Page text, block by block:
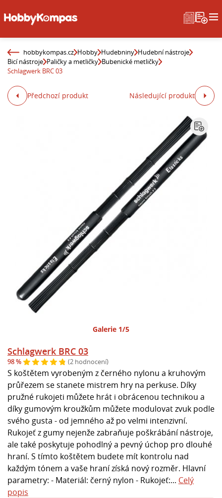
hobbykompas.cz Hobby Hudebniny Hudební nástroje
Bicí nástroje Paličky a metličky Bubenické metličky
Schlagwerk BRC 03
Předchozí produkt Následující produkt
Galerie 1/5
Schlagwerk BRC 03
98 % (2 hodnocení)
S koštětem vyrobeným z černého nylonu a kruhovým
průřezem se stanete mistrem hry na perkuse. Díky
pružné rukojeti můžete hrát i obrácenou technikou a
díky gumovým kroužkům můžete modulovat zvuk podle
svého gusta - od jemného až po velmi intenzivní.
Rukojeť z gumy nejenže zabraňuje poškrábání nástroje,
ale také poskytuje pohodlný a pevný úchop pro dlouhé
hraní. S tímto koštětem budete mít kontrolu nad
každým tónem a vaše hraní získá nový rozměr. Hlavní
parametry: - Materiál: černý nylon - Rukojeť:... Celý
popis